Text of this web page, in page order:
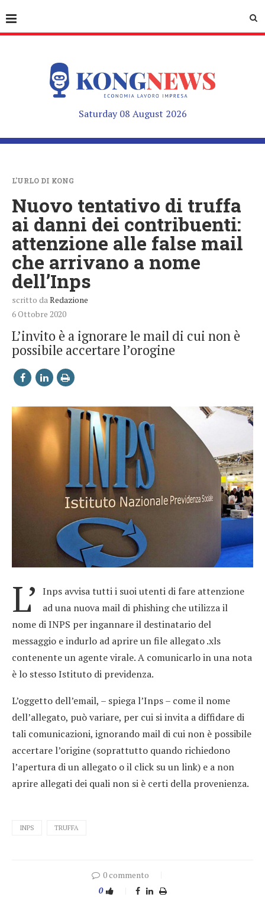
Saturday 08 August 2026
L'URLO DI KONG
Nuovo tentativo di truffa
ai danni dei contribuenti:
attenzione alle false mail
che arrivano a nome
dell’Inps
scritto da Redazione
6 Ottobre 2020
L’invito è a ignorare le mail di cui non è
possibile accertare l’orogine
L’ Inps avvisa tutti i suoi utenti di fare attenzione
ad una nuova mail di phishing che utilizza il
nome di INPS per ingannare il destinatario del
messaggio e indurlo ad aprire un file allegato .xls
contenente un agente virale. A comunicarlo in una nota
è lo stesso Istituto di previdenza.
L’oggetto dell’email, – spiega l’Inps – come il nome
dell’allegato, può variare, per cui si invita a diffidare di
tali comunicazioni, ignorando mail di cui non è possibile
accertare l’origine (soprattutto quando richiedono
l’apertura di un allegato o il click su un link) e a non
aprire allegati dei quali non si è certi della provenienza.
INPS TRUFFA
0 commento
0